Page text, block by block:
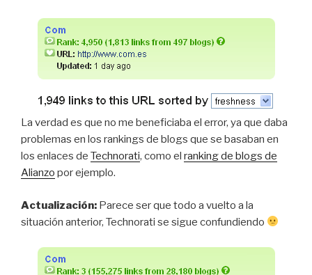
La verdad es que no me beneficiaba el error, ya que daba
problemas en los rankings de blogs que se basaban en
los enlaces de Technorati, como el ranking de blogs de
Alianzo por ejemplo.
Actualización: Parece ser que todo a vuelto a la
situación anterior, Technorati se sigue confundiendo